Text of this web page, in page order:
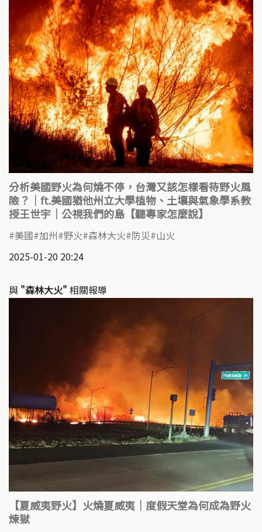
分析美國野火為何燒不停，台灣又該怎樣看待野火風
險？｜ft.美國猶他州立大學植物、土壤與氣象學系教
授王世宇｜公視我們的島【聽專家怎麼說】
美國 加州 野火 森林大火 防災 山火
2025-01-20 20:24
與 "森林大火" 相關報導
【夏威夷野火】火燒夏威夷｜度假天堂為何成為野火
煉獄